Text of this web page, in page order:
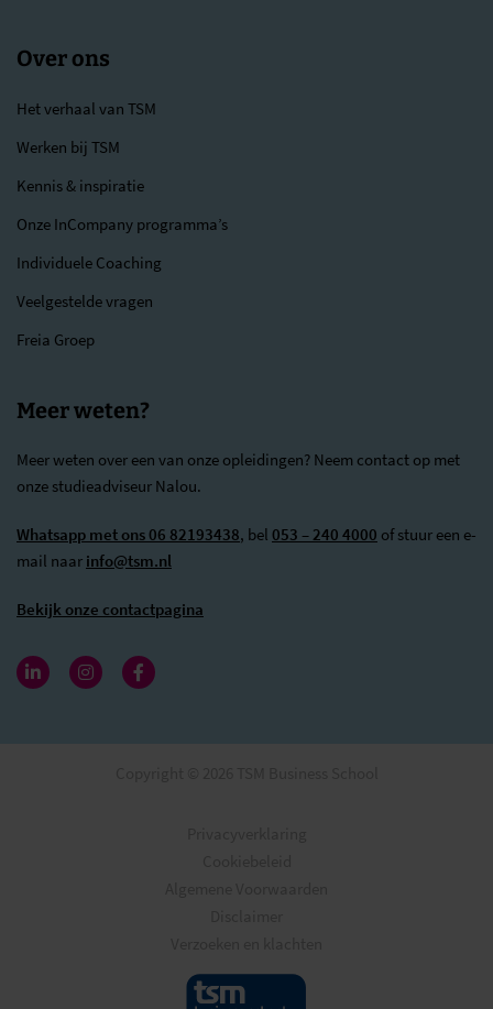
Over ons
Het verhaal van TSM
Werken bij TSM
Kennis & inspiratie
Onze InCompany programma’s
Individuele Coaching
Veelgestelde vragen
Freia Groep
Meer weten?
Meer weten over een van onze opleidingen? Neem contact op met
onze studieadviseur Nalou.
Whatsapp met ons 06 82193438, bel 053 – 240 4000 of stuur een e-
mail naar info@tsm.nl
Bekijk onze contactpagina